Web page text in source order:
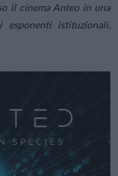
il cinema Anteo in una
istituzionali,